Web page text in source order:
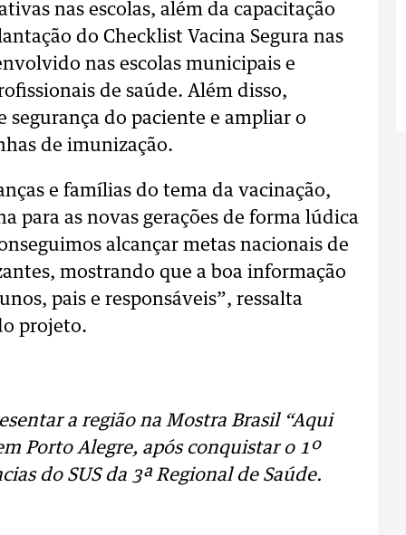
nas escolas, além da capacitação
do Checklist Vacina Segura nas
nas escolas municipais e
de saúde. Além disso,
do paciente e ampliar o
de imunização.
e famílias do tema da vacinação,
para as novas gerações de forma lúdica
alcançar metas nacionais de
mostrando que a boa informação
pais e responsáveis”, ressalta
projeto.
a região na Mostra Brasil “Aqui
Porto Alegre, após conquistar o 1º
do SUS da 3ª Regional de Saúde.